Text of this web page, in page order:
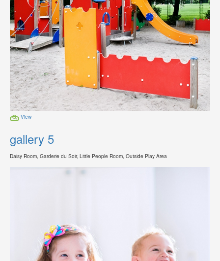
View
gallery 5
Daisy Room, Garderie du Soir, Little People Room, Outside Play Area